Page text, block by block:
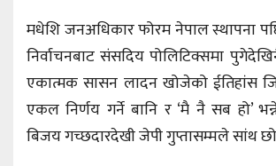
मधेशि जनअधिकार फोरम नेपाल स्थापना
निर्वाचनबाट संसदिय पोलिटिक्समा
एकात्मक सासन लादन खोजेको ईतिहांस
एकल निर्णय गर्ने बानि र ‘मै नै सब हो’
बिजय गच्छदारदेखी जेपी गुप्तासम्मले सांथ